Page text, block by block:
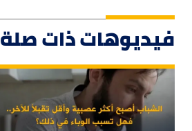
فيديوهات ذات صلة